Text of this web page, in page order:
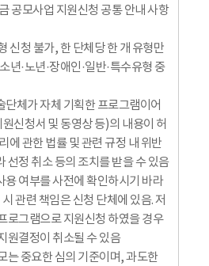
공모사업 지원신청 공통 안내 사항
신청 불가, 한 단체당 한 개 유형만
년·노년·장애인·일반·특수유형 중
단체가 자체 기획한 프로그램이어
신청서 및 동영상 등)의 내용이 허
에 관한 법률 및 관련 규정 내 위반
선정 취소 등의 조치를 받을 수 있음
용 여부를 사전에 확인하시기 바라
관련 책임은 신청 단체에 있음. 저
로그램으로 지원신청 하였을 경우
원결정이 취소될 수 있음
는 중요한 심의 기준이며, 과도한